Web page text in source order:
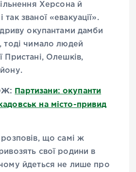
Херсона й
званої «евакуації».
окупантами дамби
тоді чимало людей
Пристані, Олешків,
Партизани: окупанти
на місто-привид
розповів, що самі ж
свої родини в
йдеться не лише про